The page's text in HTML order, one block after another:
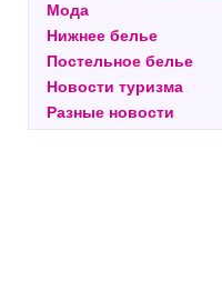
Мода
Нижнее белье
Постельное белье
Новости туризма
Разные новости